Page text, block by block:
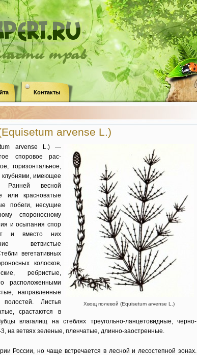
трав
Контакты
arvense L.)
Хвощ полевой (Equisetum arvense L.)
arvense L.) —
споровое рас­
горизонталь­ное,
имеющее
весной
или красноватые
побеги, несущие
спороносному
и осыпания спор
и вместо них
ветвистые
вегетативных
колосков,
ребристые,
расположенными
направленные
Листья
срастаются в
влагалищ на стеблях треугольно-ланцетовидные, черно-
на ветвях зеленые, пленчатые, длинно-заостренные.
России, но чаще встречается в лесной и лесо­степной зонах.